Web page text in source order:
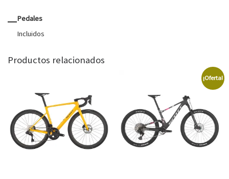
Pedales
Incluidos
Productos relacionados
¡Oferta!